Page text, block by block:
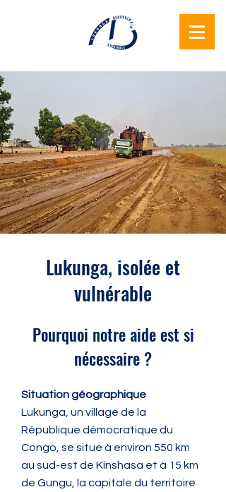
Ensemble
Lukunga, isolée et
vulnérable
Pourquoi notre aide est si
nécessaire ?
Situation géographique
Lukunga, un village de la
République démocratique du
Congo, se situe à environ 550 km
au sud-est de Kinshasa et à 15 km
de Gungu, la capitale du territoire